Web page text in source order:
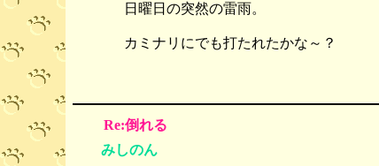
日曜日の突然の雷雨。
カミナリにでも打たれたかな～？
Re:倒れる
みしのん